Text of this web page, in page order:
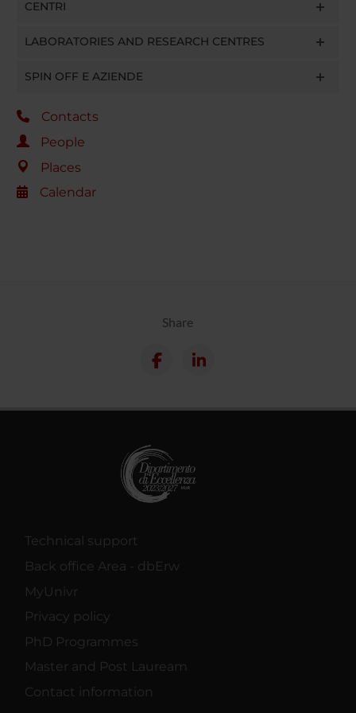
CENTRI
LABORATORIES AND RESEARCH CENTRES
SPIN OFF E AZIENDE
Contacts
People
Places
Calendar
Share
Technical support
Back office Area - dbErw
MyUnivr
Privacy policy
PhD Programmes
Master and Post Lauream
Contact information